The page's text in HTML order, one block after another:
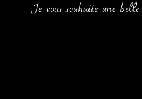
Je vous souhaite une